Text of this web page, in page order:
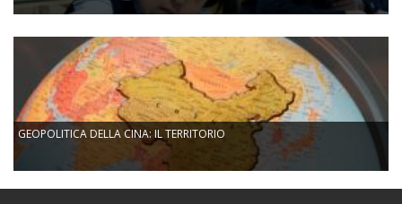
GEOPOLITICA DELLA CINA: IL TERRITORIO